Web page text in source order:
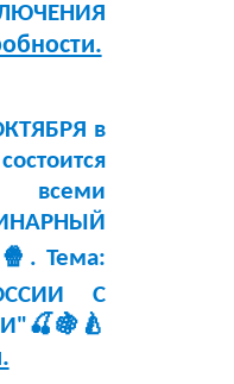
в
Тема:
С